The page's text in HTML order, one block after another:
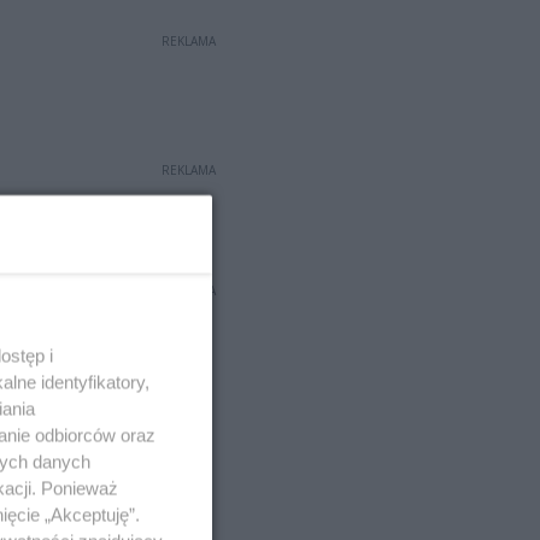
REKLAMA
REKLAMA
REKLAMA
i
identyfikatory,
odbiorców oraz
danych
Ponieważ
„Akceptuję”.